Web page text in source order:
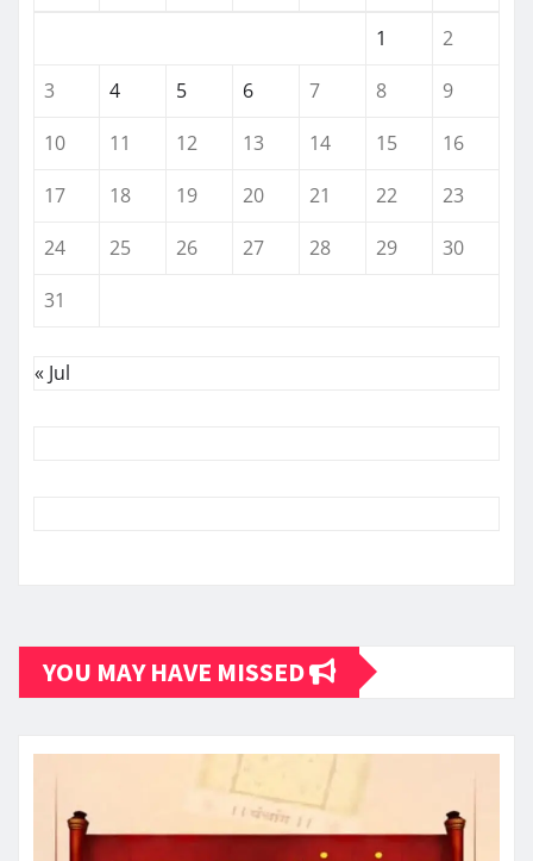
1
2
3
4 5 6 7 8
9
10
11 12 13 14 15
16
17
18 19 20 21 22
23
24
25 26 27 28 29
30
31
« Jul
YOU MAY HAVE MISSED